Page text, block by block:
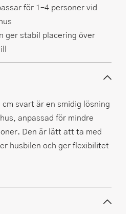
för 1–4 personer vid
ger stabil placering över
svart är en smidig lösning
anpassad för mindre
Den är lätt att ta med
husbilen och ger flexibilitet